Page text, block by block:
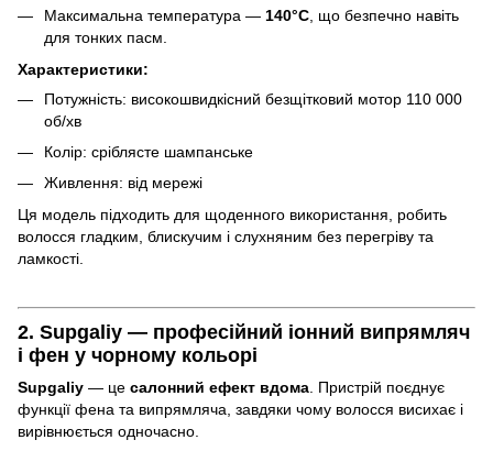
Максимальна температура — 140°C, що безпечно навіть
для тонких пасм.
Характеристики:
Потужність: високошвидкісний безщітковий мотор 110 000
об/хв
Колір: сріблясте шампанське
Живлення: від мережі
Ця модель підходить для щоденного використання, робить
волосся гладким, блискучим і слухняним без перегріву та
ламкості.
2. Supgaliy — професійний іонний випрямляч
і фен у чорному кольорі
Supgaliy — це салонний ефект вдома. Пристрій поєднує
функції фена та випрямляча, завдяки чому волосся висихає і
вирівнюється одночасно.